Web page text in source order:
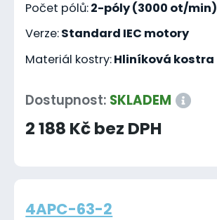
Počet pólů:2-póly (3000 ot/min)
Verze:Standard IEC motory
Materiál kostry:Hliníková kostra
Dostupnost: SKLADEM
2 188 Kč bez DPH
4APC-63-2